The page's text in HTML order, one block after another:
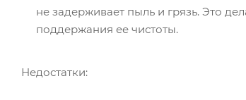
не задерживает пыль и грязь. Это
поддержания ее чистоты.
Недостатки: